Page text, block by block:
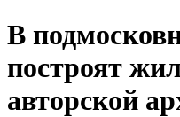
В
построят
авторской